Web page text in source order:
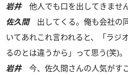
岩井他人でも口を出してきませ
佐久間出してくる。俺も会社の
いてあれこれ言われると、「ラジ
るのとは違うから」って思う(笑)。
岩井今、佐久間さんの人気がす